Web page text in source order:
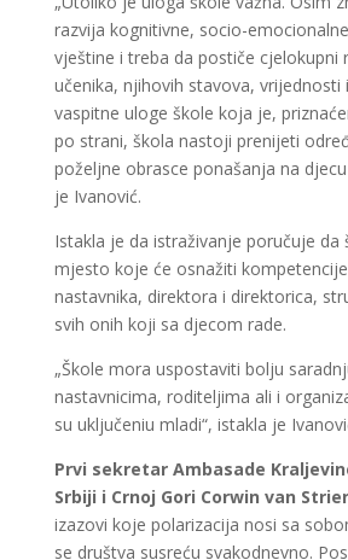
razvija kognitivne, socio-
vještine i treba da postiče cjelokupni
učenika, njihovih stavova, vrijednosti
vaspitne uloge škole koja je,
po strani, škola nastoji prenijeti
poželjne obrasce ponašanja na
je Ivanović.
Istakla je da istraživanje poručuje da
mjesto koje će osnažiti
nastavnika, direktora i direktorica,
svih onih koji sa djecom rade.
„Škole mora uspostaviti bolju
nastavnicima, roditeljima ali i
su uključeniu mladi“, istakla je
Prvi sekretar Ambasade
Srbiji i Crnoj Gori Corwin van
izazovi koje polarizacija nosi sa
se društva susreću svakodnevno.